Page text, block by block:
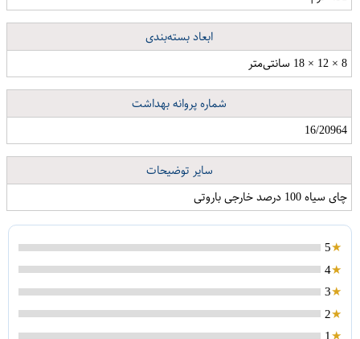
ابعاد بسته‌بندی
8 × 12 × 18 سانتی‌متر
شماره پروانه بهداشت
16/20964
سایر توضیحات
چای سیاه 100 درصد خارجی باروتی
5
4
3
2